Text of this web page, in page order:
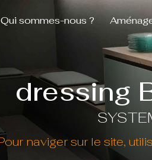
Qui sommes-nous ?
dressing